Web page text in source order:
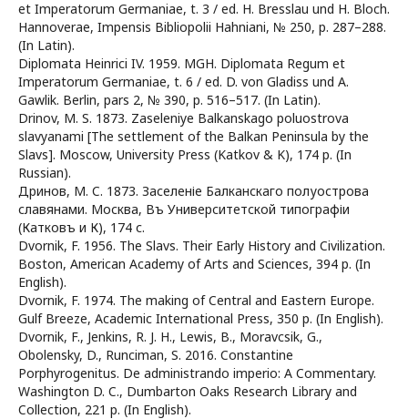
et Imperatorum Germaniae, t. 3 / ed. H. Bresslau und H. Bloch.
Hannoverae, Impensis Bibliopolii Hahniani, № 250, p. 287–288.
(In Latin).
Diplomata Heinrici IV. 1959. MGH. Diplomata Regum et
Imperatorum Germaniae, t. 6 / ed. D. von Gladiss und A.
Gawlik. Berlin, pars 2, № 390, p. 516–517. (In Latin).
Drinov, M. S. 1873. Zaseleniye Balkanskago poluostrova
slavyanami [The settlement of the Balkan Peninsula by the
Slavs]. Moscow, University Press (Katkov & K), 174 p. (In
Russian).
Дринов, М. C. 1873. Заселеніе Балканскаго полуострова
славянами. Москва, Въ Университетской типографіи
(Катковъ и К), 174 с.
Dvornik, F. 1956. The Slavs. Their Early History and Civilization.
Boston, American Academy of Arts and Sciences, 394 p. (In
English).
Dvornik, F. 1974. The making of Central and Eastern Europe.
Gulf Breeze, Academic International Press, 350 p. (In English).
Dvornik, F., Jenkins, R. J. H., Lewis, B., Moravcsik, G.,
Obolensky, D., Runciman, S. 2016. Constantine
Porphyrogenitus. De administrando imperio: A Commentary.
Washington D. C., Dumbarton Oaks Research Library and
Collection, 221 p. (In English).